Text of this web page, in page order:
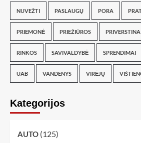
NUVEŽTI PASLAUGŲ PORA
PRIEMONĖ PRIEŽIŪROS
RINKOS SAVIVALDYBĖ SPRENDIMAI
UAB VANDENYS VIRĖJŲ
Kategorijos
AUTO (125)